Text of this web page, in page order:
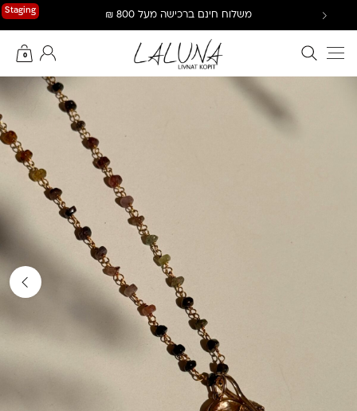
Staging משלוח חינם ברכישה מעל 800 ₪
חיפוש באתר
0
החשבון שלי